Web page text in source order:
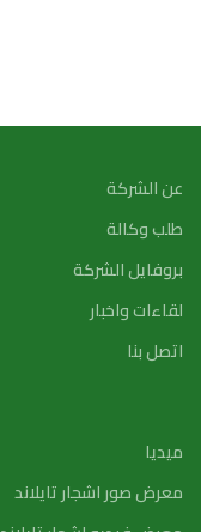
عن الشركة
طلب وكالة
بروفايل الشركة
لقاءات واخبار
اتصل بنا
ميديا
معرض صور اشجار تايلاند